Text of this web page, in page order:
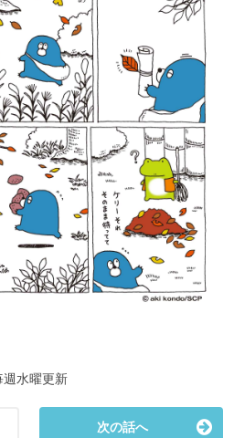
週水曜更新
次の話へ